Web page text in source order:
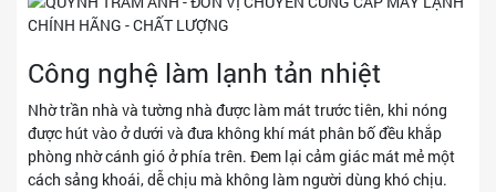
Công nghệ làm lạnh tản nhiệt
Nhờ trần nhà và tường nhà được làm mát trước tiên, khi nóng
được hút vào ở dưới và đưa không khí mát phân bố đều khắp
phòng nhờ cánh gió ở phía trên. Đem lại cảm giác mát mẻ một
cách sảng khoái, dễ chịu mà không làm người dùng khó chịu.